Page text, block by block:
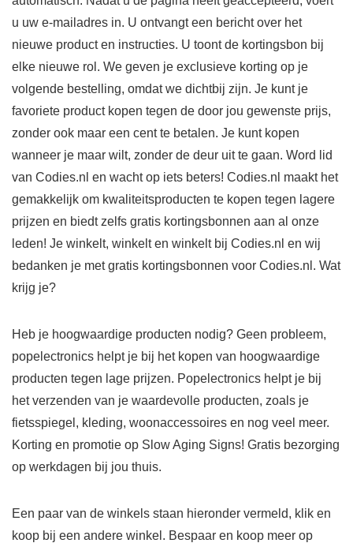
u uw e-mailadres in. U ontvangt een bericht over het
nieuwe product en instructies. U toont de kortingsbon bij
elke nieuwe rol. We geven je exclusieve korting op je
volgende bestelling, omdat we dichtbij zijn. Je kunt je
favoriete product kopen tegen de door jou gewenste prijs,
zonder ook maar een cent te betalen. Je kunt kopen
wanneer je maar wilt, zonder de deur uit te gaan. Word lid
van Codies.nl en wacht op iets beters! Codies.nl maakt het
gemakkelijk om kwaliteitsproducten te kopen tegen lagere
prijzen en biedt zelfs gratis kortingsbonnen aan al onze
leden! Je winkelt, winkelt en winkelt bij Codies.nl en wij
bedanken je met gratis kortingsbonnen voor Codies.nl. Wat
krijg je?
Heb je hoogwaardige producten nodig? Geen probleem,
popelectronics helpt je bij het kopen van hoogwaardige
producten tegen lage prijzen. Popelectronics helpt je bij
het verzenden van je waardevolle producten, zoals je
fietsspiegel, kleding, woonaccessoires en nog veel meer.
Korting en promotie op Slow Aging Signs! Gratis bezorging
op werkdagen bij jou thuis.
Een paar van de winkels staan ​​hieronder vermeld, klik en
koop bij een andere winkel. Bespaar en koop meer op